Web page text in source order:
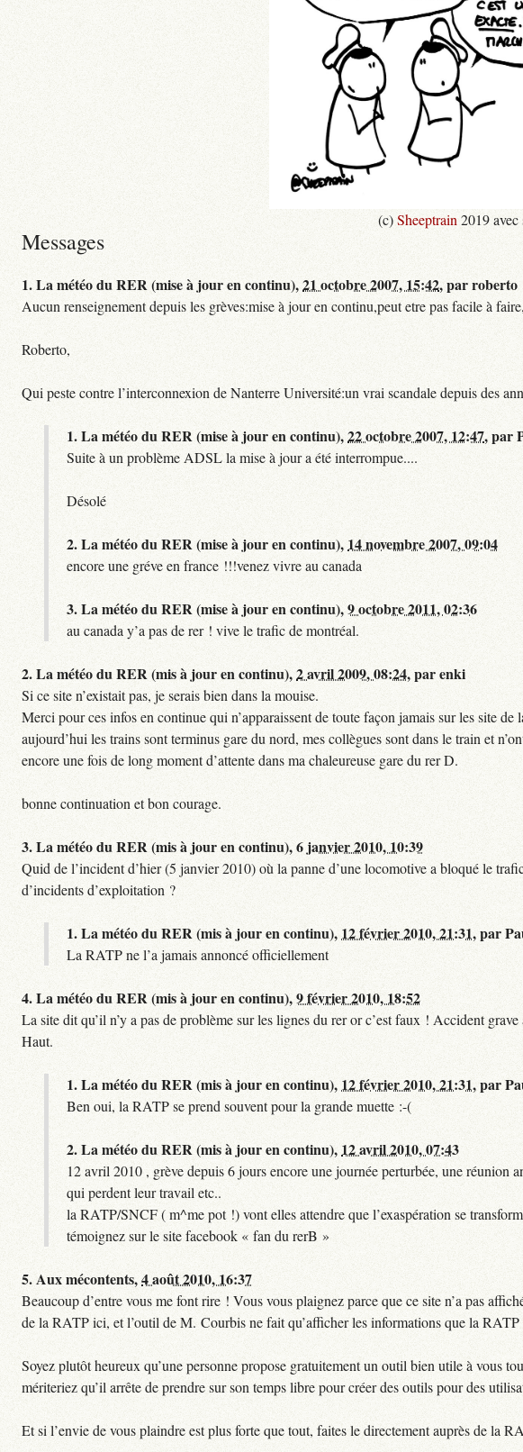
(c)Sheeptrain 2019 avec
Messages
1.La météo du RER (mise à jour en continu),21 octobre 2007, 15:42,parroberto
Aucun renseignement depuis les grèves:mise à jour en continu,peut etre pas facile à
Roberto,
Qui peste contre l’interconnexion de Nanterre Université:un vrai scandale depuis des
1.La météo du RER (mise à jour en continu),22 octobre 2007, 12:47,par
Suite à un problème ADSL la mise à jour a été interrompue....
Désolé
2.La météo du RER (mise à jour en continu), 14 novembre 2007, 09:04
encore une gréve en france !!!venez vivre au canada
3.La météo du RER (mise à jour en continu),9 octobre 2011, 02:36
au canada y’a pas de rer ! vive le trafic de montréal.
2.La météo du RER (mis à jour en continu),2 avril 2009, 08:24,parenki
Si ce site n’existait pas, je serais bien dans la mouise.
Merci pour ces infos en continue qui n’apparaissent de toute façon jamais sur les site de
aujourd’hui les trains sont terminus gare du nord, mes collègues sont dans le train et
encore une fois de long moment d’attente dans ma chaleureuse gare du rer D.
bonne continuation et bon courage.
3.La météo du RER (mis à jour en continu),6 janvier 2010, 10:39
Quid de l’incident d’hier (5 janvier 2010) où la panne d’une locomotive a bloqué le
d’incidents d’exploitation ?
1.La météo du RER (mis à jour en continu), 12 février 2010, 21:31,par
La RATP ne l’a jamais annoncé officiellement
4.La météo du RER (mis à jour en continu),9 février 2010, 18:52
La site dit qu’il n’y a pas de problème sur les lignes du rer or c’est faux ! Accident
Haut.
1.La météo du RER (mis à jour en continu), 12 février 2010, 21:31,par
Ben oui, la RATP se prend souvent pour la grande muette :-(
2.La météo du RER (mis à jour en continu), 12 avril 2010, 07:43
12 avril 2010 , grève depuis 6 jours encore une journée perturbée, une réunion
qui perdent leur travail etc..
la RATP/SNCF ( m^me pot !) vont elles attendre que l’exaspération se
témoignez sur le site facebook « fan du rerB »
5.Aux mécontents,4 août 2010, 16:37
Beaucoup d’entre vous me font rire ! Vous vous plaignez parce que ce site n’a pas
de la RATP ici, et l’outil de M. Courbis ne fait qu’afficher les informations que la
Soyez plutôt heureux qu’une personne propose gratuitement un outil bien utile à vous
mériteriez qu’il arrête de prendre sur son temps libre pour créer des outils pour des
Et si l’envie de vous plaindre est plus forte que tout, faites le directement auprès de la